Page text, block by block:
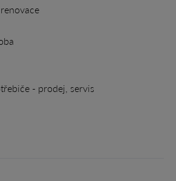
- prodej, servis